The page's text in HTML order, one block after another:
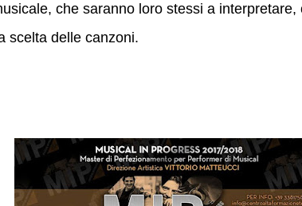
che saranno loro stessi a
scelta delle canzoni.